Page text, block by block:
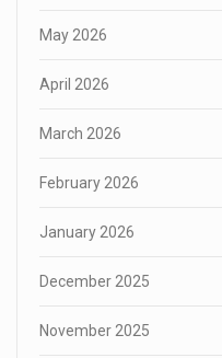
May 2026
April 2026
March 2026
February 2026
January 2026
December 2025
November 2025